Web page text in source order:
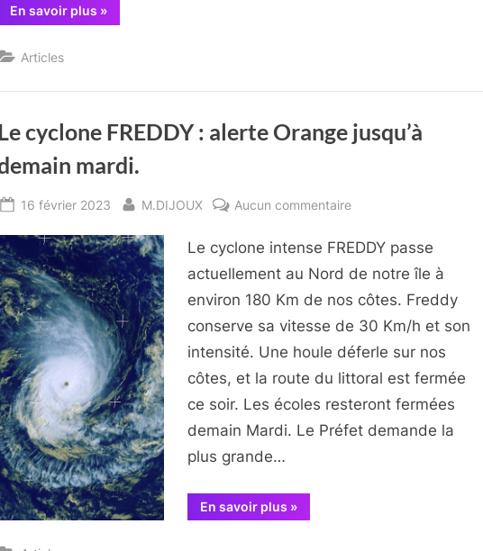
En savoir plus “Le
Cyclone
»
Articles
cyclone FREDDY : alerte Orange jusqu’à
mardi.
Posted
16 février 2023 By
M.DIJOUX Aucun commentairesur
cyclone
FREDDY
:
alerte
jusqu’à
demain
mardi.
Le cyclone intense FREDDY passe
actuellement au Nord de notre île à
environ 180 Km de nos côtes. Freddy
conserve sa vitesse de 30 Km/h et son
intensité. Une houle déferle sur nos
côtes, et la route du littoral est fermée
ce soir. Les écoles resteront fermées
demain Mardi. Le Préfet demande la
plus grande…
En savoir plus“Le
cyclone
»